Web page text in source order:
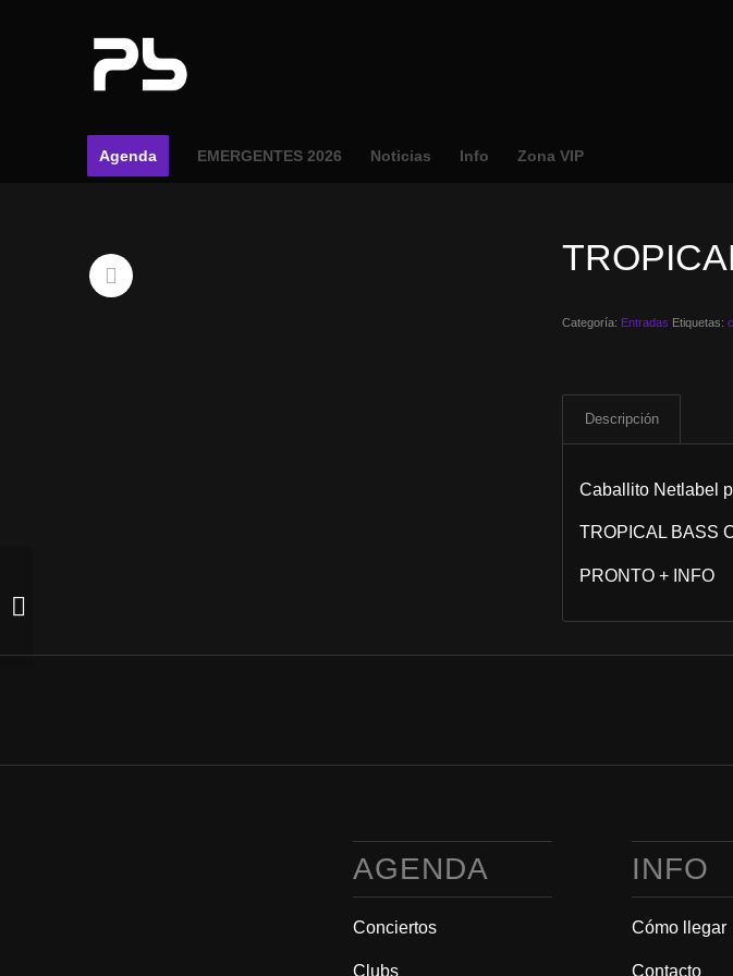
Agenda EMERGENTES 2026 Noticias Info Zona VIP
Categoría: Entradas Etiquetas:
Descripción
Caballito Netlabel
TROPICAL BASS
PRONTO + INFO
AGENDA
Conciertos
Clubs
INFO
Cómo llegar
Contacto